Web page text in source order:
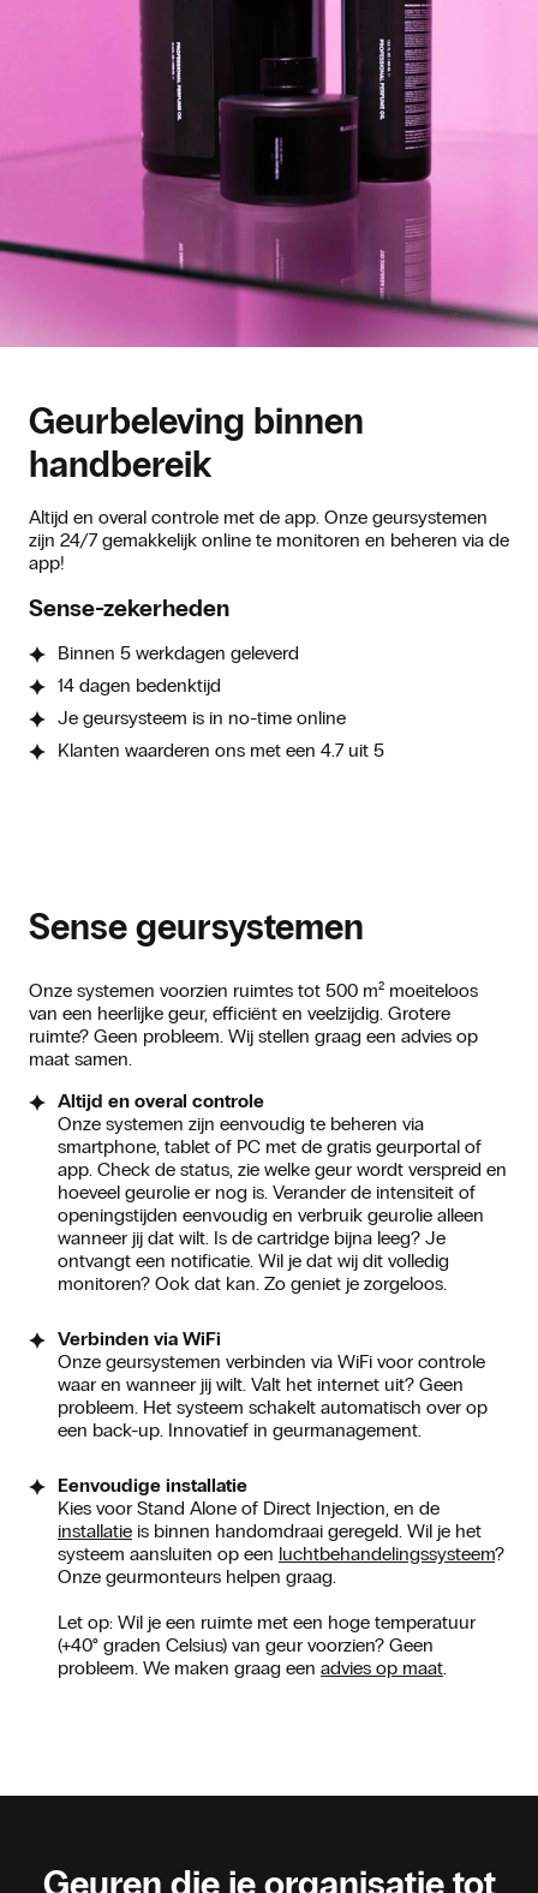
Geurbeleving binnen
handbereik
Altijd en overal controle met de app. Onze geursystemen
zijn 24/7 gemakkelijk online te monitoren en beheren via de
app!
Sense-zekerheden
Binnen 5 werkdagen geleverd
14 dagen bedenktijd
Je geursysteem is in no-time online
Klanten waarderen ons met een 4.7 uit 5
Sense geursystemen
Onze systemen voorzien ruimtes tot 500 m² moeiteloos
van een heerlijke geur, efficiënt en veelzijdig. Grotere
ruimte? Geen probleem. Wij stellen graag een advies op
maat samen.
Altijd en overal controle
Onze systemen zijn eenvoudig te beheren via
smartphone, tablet of PC met de gratis geurportal of
app. Check de status, zie welke geur wordt verspreid en
hoeveel geurolie er nog is. Verander de intensiteit of
openingstijden eenvoudig en verbruik geurolie alleen
wanneer jij dat wilt. Is de cartridge bijna leeg? Je
ontvangt een notificatie. Wil je dat wij dit volledig
monitoren? Ook dat kan. Zo geniet je zorgeloos.
Verbinden via WiFi
Onze geursystemen verbinden via WiFi voor controle
waar en wanneer jij wilt. Valt het internet uit? Geen
probleem. Het systeem schakelt automatisch over op
een back-up. Innovatief in geurmanagement.
Eenvoudige installatie
Kies voor Stand Alone of Direct Injection, en de
installatie is binnen handomdraai geregeld. Wil je het
systeem aansluiten op een luchtbehandelingssysteem?
Onze geurmonteurs helpen graag.
Let op: Wil je een ruimte met een hoge temperatuur
(+40° graden Celsius) van geur voorzien? Geen
probleem. We maken graag een advies op maat.